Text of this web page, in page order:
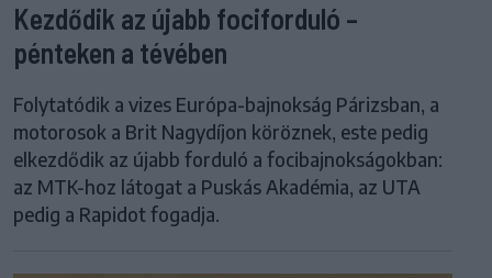
Kezdődik az újabb fociforduló –
pénteken a tévében
Folytatódik a vizes Európa-bajnokság Párizsban, a
motorosok a Brit Nagydíjon köröznek, este pedig
elkezdődik az újabb forduló a focibajnokságokban:
az MTK-hoz látogat a Puskás Akadémia, az UTA
pedig a Rapidot fogadja.